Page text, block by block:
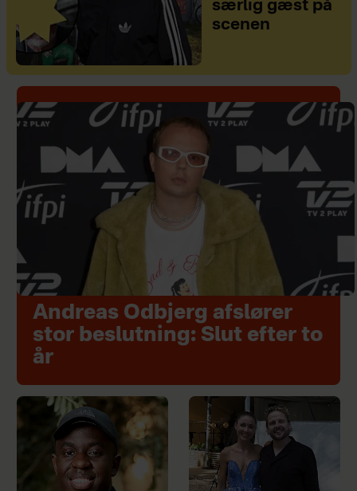
særlig gæst på
scenen
Andreas Odbjerg afslører
stor beslutning: Slut efter to
år